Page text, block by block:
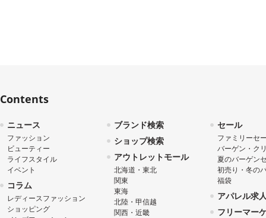
Contents
ニュース
ファッション
ビューティー
ライフスタイル
イベント
コラム
レディースファッション
ショッピング
ブランド検索
ショップ検索
アウトレットモール
北海道・東北
関東
東海
北陸・甲信越
関西・近畿
セール
ファミリーセ
バーゲン・ク
夏のバーゲン
初売り・冬の
福袋
アパレル求
フリーマー